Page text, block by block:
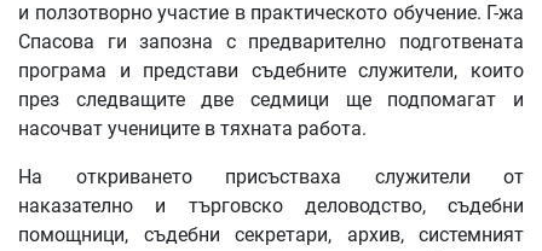
и ползотворно участие в практическото обучение. Г-жа
Спасова ги запозна с предварително подготвената
програма и представи съдебните служители, които
през следващите две седмици ще подпомагат и
насочват учениците в тяхната работа.
На откриването присъстваха служители от
наказателно и търговско деловодство, съдебни
помощници, съдебни секретари, архив, системният